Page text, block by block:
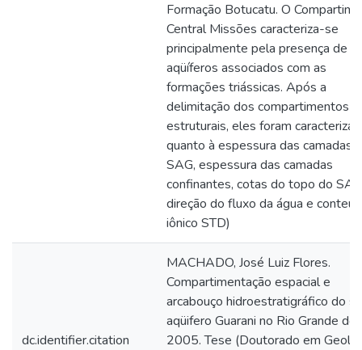
Formação Botucatu. O
Central Missões caracteriza-se
principalmente pela presença de
aqüíferos associados com as
formações triássicas. Após a
delimitação dos compartimentos
estruturais, eles foram
quanto à espessura das camadas
SAG, espessura das camadas
confinantes, cotas do topo do
direção do fluxo da água e
iônico STD)
dc.identifier.citation
MACHADO, José Luiz Flores.
Compartimentação espacial e
arcabouço hidroestratigráfico do
aqüifero Guarani no Rio Grande do
2005. Tese (Doutorado em